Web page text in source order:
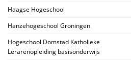
Haagse Hogeschool
Hanzehogeschool Groningen
Hogeschool Domstad Katholieke
Lerarenopleiding basisonderwijs